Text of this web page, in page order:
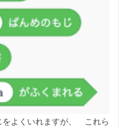
よくいれますが、 これら